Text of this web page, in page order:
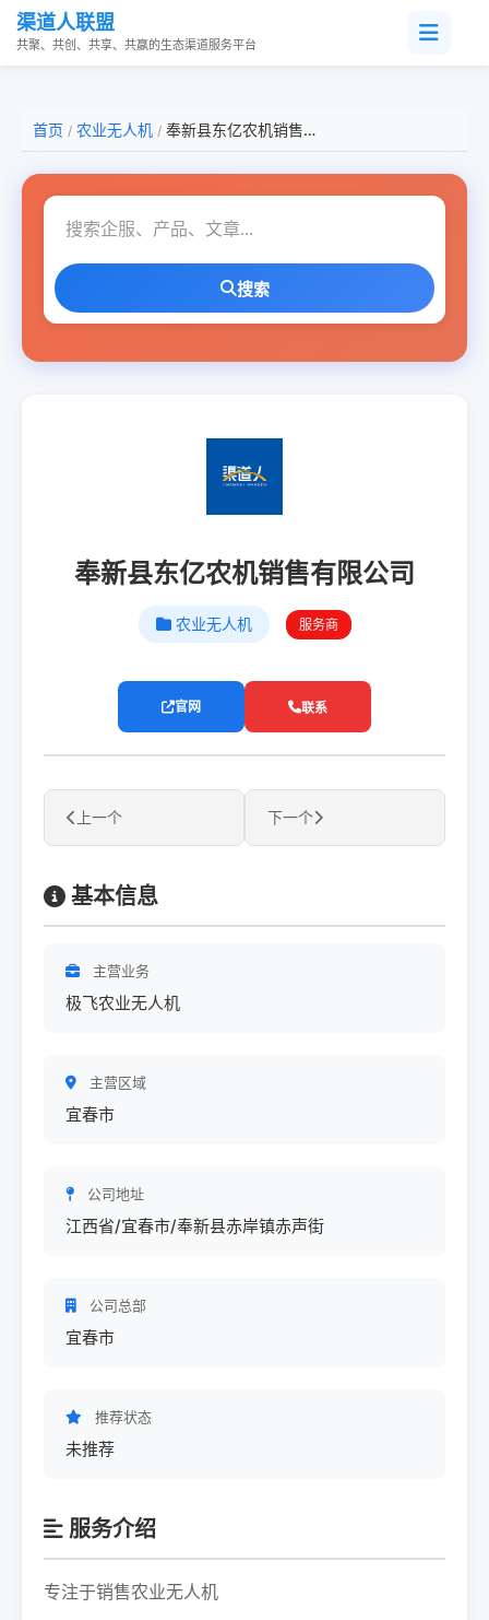
渠道人联盟
共聚、共创、共享、共赢的生态渠道服务平台
首页 / 农业无人机 / 奉新县东亿农机销售有限公司
搜索
奉新县东亿农机销售有限公司
农业无人机 服务商
官网 联系
上一个 下一个
基本信息
主营业务
极飞农业无人机
主营区域
宜春市
公司地址
江西省/宜春市/奉新县赤岸镇赤声街
公司总部
宜春市
推荐状态
未推荐
服务介绍
专注于销售农业无人机